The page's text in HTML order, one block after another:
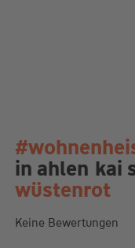
in ahlen kai
wüstenrot
Keine Bewertungen